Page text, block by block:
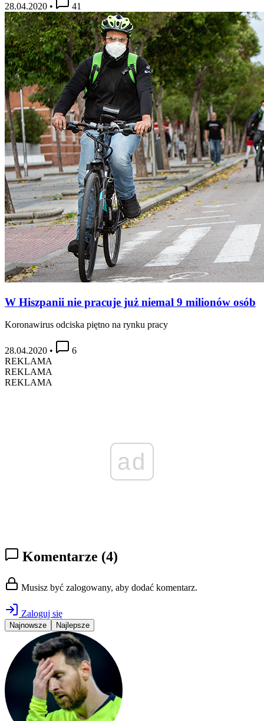
28.04.2020 • 41
W Hiszpanii nie pracuje już niemal 9 milionów osób
Koronawirus odciska piętno na rynku pracy
28.04.2020 •
6
REKLAMA
REKLAMA
REKLAMA
ad
Komentarze (4)
Musisz być zalogowany, aby dodać komentarz.
Zaloguj się
Najnowsze Najlepsze